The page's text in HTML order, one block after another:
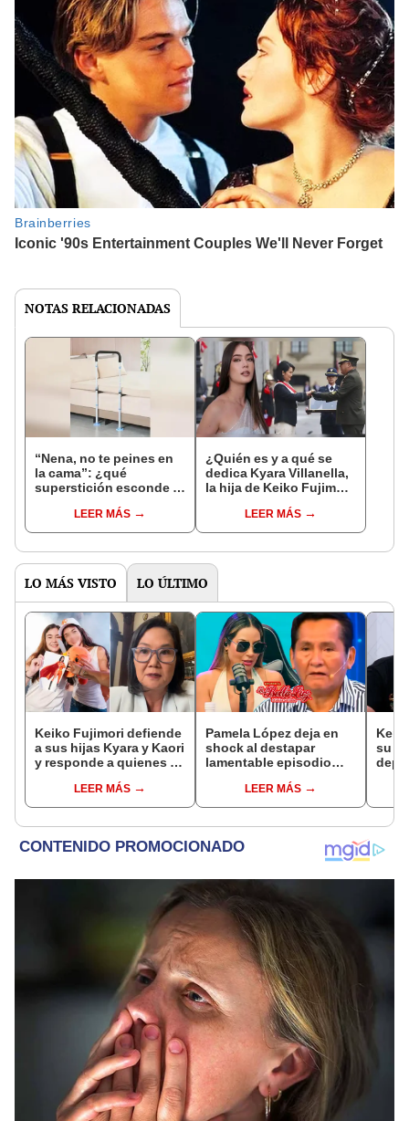
NOTAS RELACIONADAS
“Nena, no te peines en
la cama”: ¿qué
superstición esconde la
Enanitos Verdes?
LEER MÁS
¿Quién es y a qué se
dedica Kyara Villanella,
la hija de Keiko Fujimori
nivel nacional?
LEER MÁS
LO MÁS VISTO LO ÚLTIMO
Keiko Fujimori defiende
a sus hijas Kyara y Kaori
y responde a quienes la
“No pueden decirme”
LEER MÁS
Pamela López deja en
shock al destapar
lamentable episodio
de La Bella Luz: "Hasta
el día de hoy ..."
LEER MÁS
su